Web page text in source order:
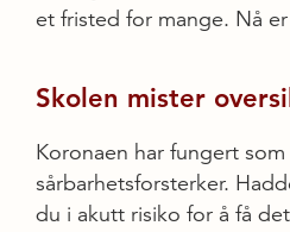
et fristed for mange. Nå
Skolen mister
Koronaen har fungert som
sårbarhetsforsterker.
du i akutt risiko for å få